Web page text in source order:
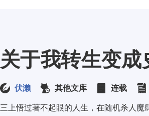
关于我转生变
伏濑 其他文库 连载
三上悟过著不起眼的人生，在随机杀人